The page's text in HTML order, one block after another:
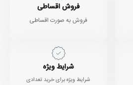
فروش اقساطی
فروش به صورت اقساطی
شرایط ویژه
شرایط ویژه برای خرید تعدادی